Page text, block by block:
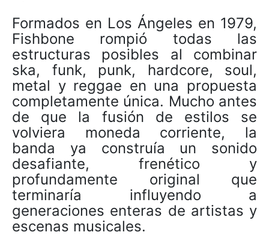
Formados en Los Ángeles en 1979,
Fishbone rompió todas las
estructuras posibles al combinar
ska, funk, punk, hardcore, soul,
metal y reggae en una propuesta
completamente única. Mucho antes
de que la fusión de estilos se
volviera moneda corriente, la
banda ya construía un sonido
desafiante, frenético y
profundamente original que
terminaría influyendo a
generaciones enteras de artistas y
escenas musicales.